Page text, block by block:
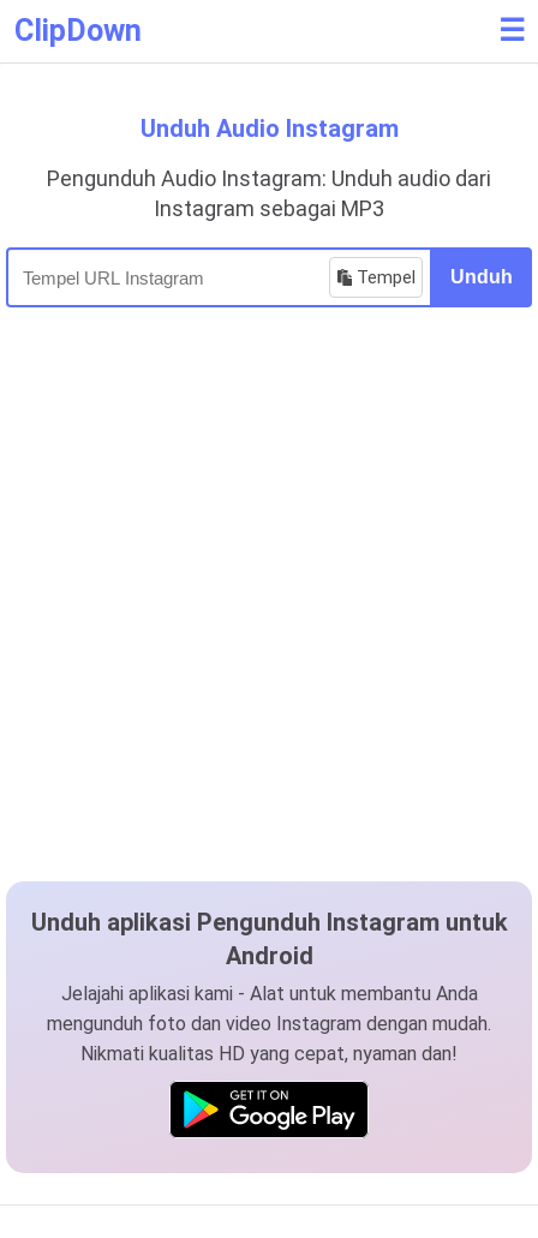
ClipDown ☰
Unduh Audio Instagram
Pengunduh Audio Instagram: Unduh audio dari
Instagram sebagai MP3
Tempel Unduh
Unduh aplikasi Pengunduh Instagram untuk
Android
Jelajahi aplikasi kami - Alat untuk membantu Anda
mengunduh foto dan video Instagram dengan mudah.
Nikmati kualitas HD yang cepat, nyaman dan!